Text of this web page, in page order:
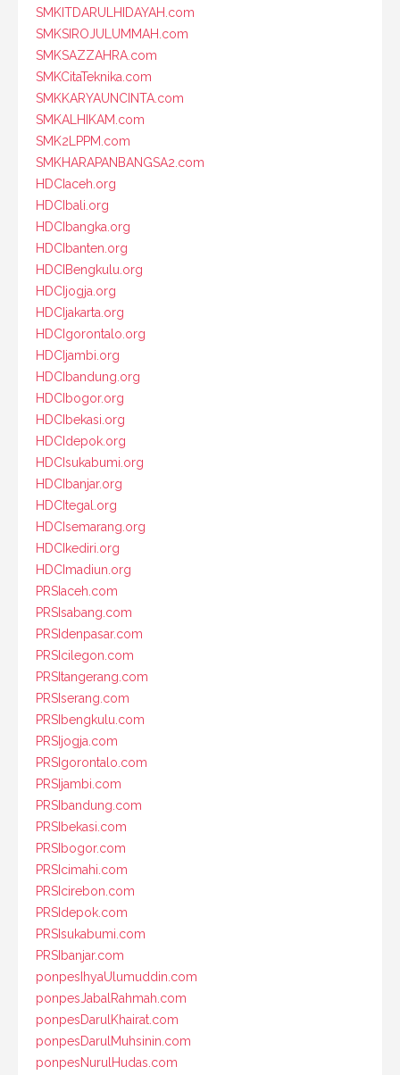
SMKITDARULHIDAYAH.com
SMKSIROJULUMMAH.com
SMKSAZZAHRA.com
SMKCitaTeknika.com
SMKKARYAUNCINTA.com
SMKALHIKAM.com
SMK2LPPM.com
SMKHARAPANBANGSA2.com
HDCIaceh.org
HDCIbali.org
HDCIbangka.org
HDCIbanten.org
HDCIBengkulu.org
HDCIjogja.org
HDCIjakarta.org
HDCIgorontalo.org
HDCIjambi.org
HDCIbandung.org
HDCIbogor.org
HDCIbekasi.org
HDCIdepok.org
HDCIsukabumi.org
HDCIbanjar.org
HDCItegal.org
HDCIsemarang.org
HDCIkediri.org
HDCImadiun.org
PRSIaceh.com
PRSIsabang.com
PRSIdenpasar.com
PRSIcilegon.com
PRSItangerang.com
PRSIserang.com
PRSIbengkulu.com
PRSIjogja.com
PRSIgorontalo.com
PRSIjambi.com
PRSIbandung.com
PRSIbekasi.com
PRSIbogor.com
PRSIcimahi.com
PRSIcirebon.com
PRSIdepok.com
PRSIsukabumi.com
PRSIbanjar.com
ponpesIhyaUlumuddin.com
ponpesJabalRahmah.com
ponpesDarulKhairat.com
ponpesDarulMuhsinin.com
ponpesNurulHudas.com